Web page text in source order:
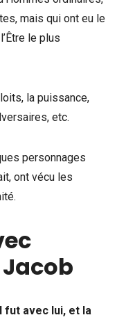
mais qui ont eu le
le plus
la puissance,
etc.
personnages
ont vécu les
fut avec lui, et la